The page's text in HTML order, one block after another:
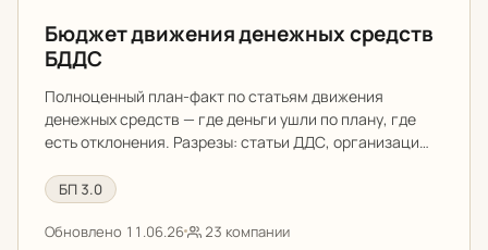
Бюджет движения денежных средств
БДДС
Полноценный план-факт по статьям движения
денежных средств — где деньги ушли по плану, где
есть отклонения. Разрезы: статьи ДДС, организаци…
БП 3.0
Обновлено 11.06.26 23 компании